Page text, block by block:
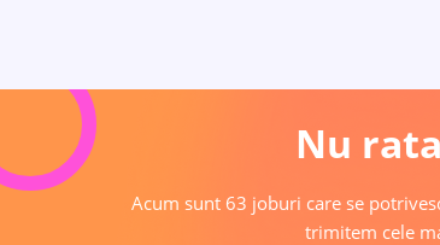
Nu
Acum sunt 63 joburi care se
trimitem cele